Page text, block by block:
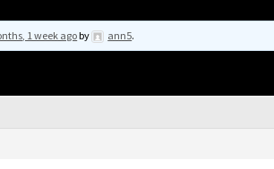
1 week agoby ann5.